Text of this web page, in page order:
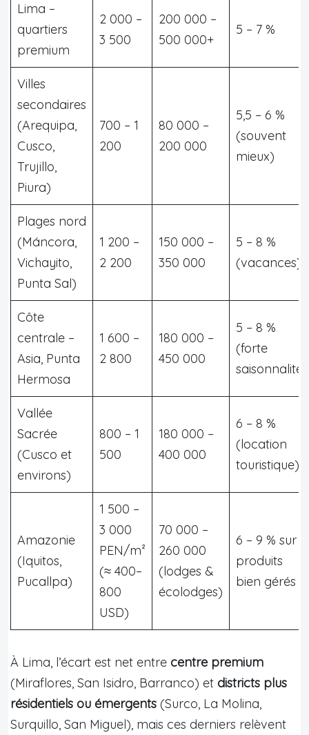
Lima –
quartiers
premium
2 000 –
3 500
200 000 –
500 000+
5 – 7 %
Villes
secondaires
(Arequipa,
Cusco,
Trujillo,
Piura)
700 – 1
200
80 000 –
200 000
5,5 – 6 %
(souvent
mieux)
Plages nord
(Máncora,
Vichayito,
Punta Sal)
1 200 –
2 200
150 000 –
350 000
5 – 8 %
(vacances)
Côte
centrale –
Asia, Punta
Hermosa
1 600 –
2 800
180 000 –
450 000
5 – 8 %
(forte
saisonnalité)
Vallée
Sacrée
(Cusco et
environs)
800 – 1
500
180 000 –
400 000
6 – 8 %
(location
touristique)
Amazonie
(Iquitos,
Pucallpa)
1 500 –
3 000
PEN/m²
(≈ 400–
800
USD)
70 000 –
260 000
(lodges &
écolodges)
6 – 9 % sur
produits
bien gérés
À Lima, l’écart est net entre centre premium
(Miraflores, San Isidro, Barranco) et districts plus
résidentiels ou émergents (Surco, La Molina,
Surquillo, San Miguel), mais ces derniers relèvent